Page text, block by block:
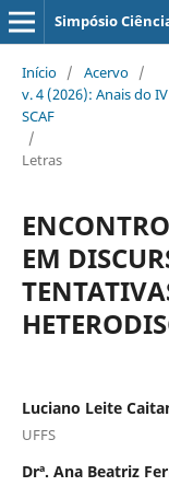
Simpósio
Início / Acervo /
v. 4 (2026): Anais do
SCAF
/
Letras
EM
Luciano Leite
UFFS
Drª. Ana Beatriz